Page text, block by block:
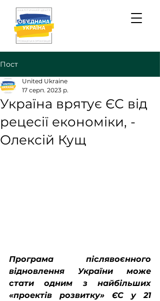
Пост
Україна врятує ЄС від
рецесії економіки, -
Олексій Кущ
United Ukraine
17 серп. 2023 р.
Програма післявоєнного
відновлення України може
стати одним з найбільших
«проектів розвитку» ЄС у 21